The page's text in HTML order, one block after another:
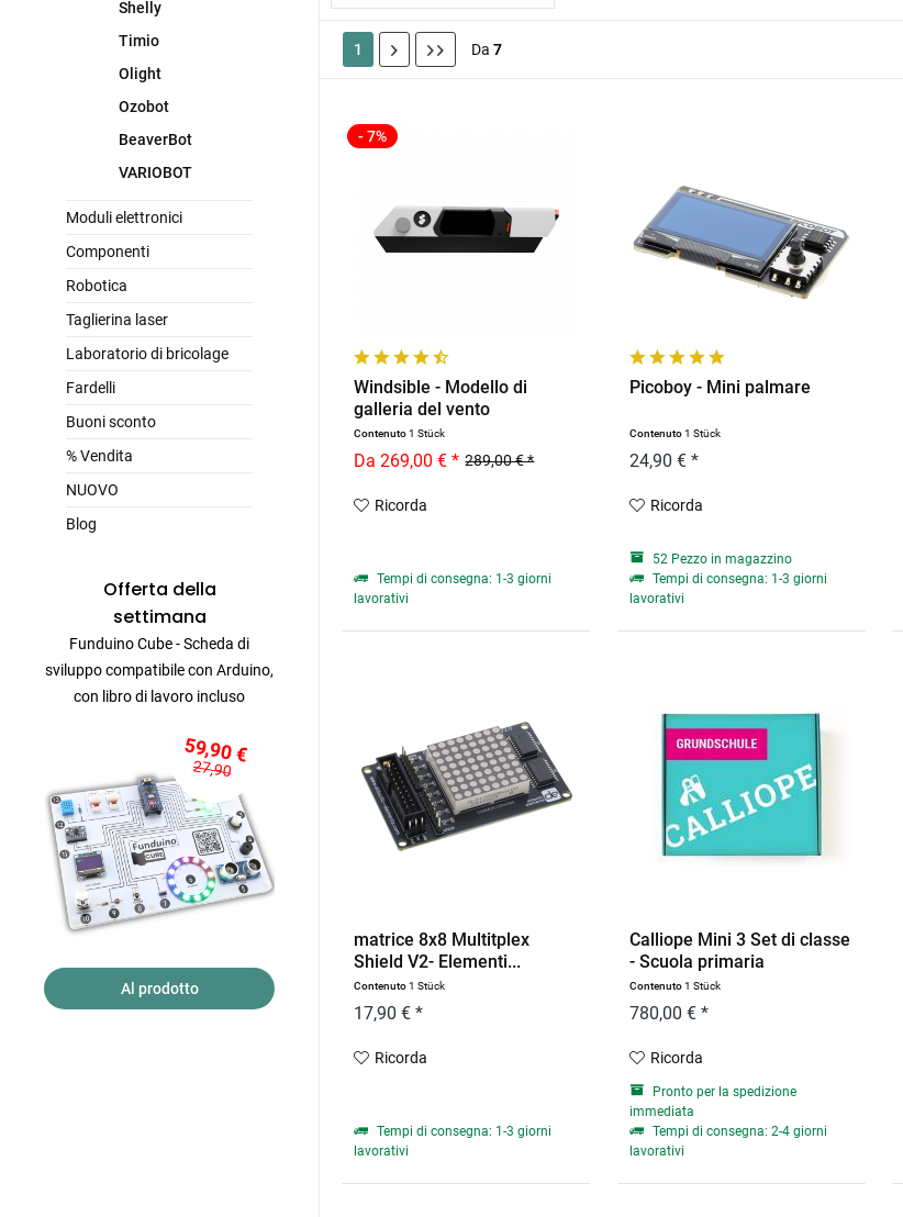
Shelly
Timio
Olight
Ozobot
BeaverBot
VARIOBOT
Moduli elettronici
Componenti
Robotica
Taglierina laser
Laboratorio di bricolage
Fardelli
Buoni sconto
% Vendita
NUOVO
Blog
Offerta della
settimana
Funduino Cube - Scheda di
sviluppo compatibile con Arduino,
con libro di lavoro incluso
59,90 €
27,90
Al prodotto
1 Da 7
- 7%
Windsible - Modello di
galleria del vento
Contenuto1 Stück
289,00 € *
Da 269,00 € *
Ricorda
Tempi di consegna: 1-3 giorni
lavorativi
Picoboy - Mini palmare
Contenuto1 Stück
24,90 € *
Ricorda
52 Pezzo in magazzino
Tempi di consegna: 1-3 giorni
lavorativi
matrice 8x8 Multitplex
Shield V2- Elementi...
Contenuto1 Stück
17,90 € *
Ricorda
Tempi di consegna: 1-3 giorni
lavorativi
Calliope Mini 3 Set di classe
- Scuola primaria
Contenuto1 Stück
780,00 € *
Ricorda
Pronto per la spedizione
immediata
Tempi di consegna: 2-4 giorni
lavorativi